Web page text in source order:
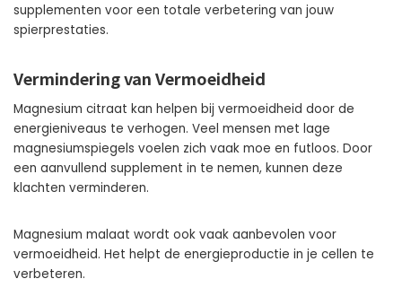
supplementen voor een totale verbetering van jouw
spierprestaties.
Vermindering van Vermoeidheid
Magnesium citraat kan helpen bij vermoeidheid door de
energieniveaus te verhogen. Veel mensen met lage
magnesiumspiegels voelen zich vaak moe en futloos. Door
een aanvullend supplement in te nemen, kunnen deze
klachten verminderen.
Magnesium malaat wordt ook vaak aanbevolen voor
vermoeidheid. Het helpt de energieproductie in je cellen te
verbeteren.